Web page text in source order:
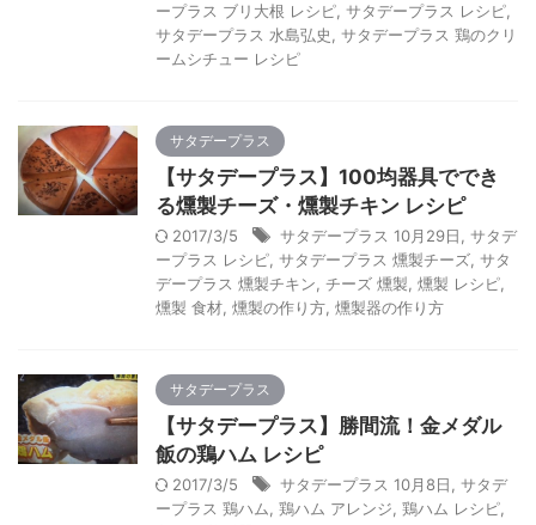
ープラス ブリ大根 レシピ サタデープラス レシピ
サタデープラス 水島弘史
サタデープラス 鶏のクリ
ームシチュー レシピ
サタデープラス
【サタデープラス】100均器具ででき
る燻製チーズ・燻製チキン レシピ
2017/3/5 サタデープラス 10月29日
サタデ
ープラス レシピ サタデープラス 燻製チーズ サタ
デープラス 燻製チキン チーズ 燻製 燻製 レシピ
燻製 食材 燻製の作り方 燻製器の作り方
サタデープラス
【サタデープラス】勝間流！金メダル
飯の鶏ハム レシピ
2017/3/5 サタデープラス 10月8日
サタデ
ープラス 鶏ハム
鶏ハム アレンジ 鶏ハム レシピ